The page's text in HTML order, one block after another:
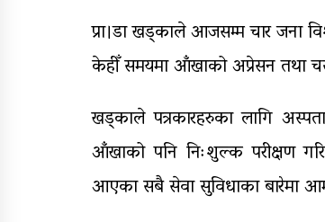
प्रा।डा खड्काले आजसम्म चार जना
केहीँ समयमा आँखाको अप्रेसन तथा
खड्काले पत्रकारहरुका लागि
आँखाको पनि निःशुल्क परीक्षण
आएका सबै सेवा सुविधाका बारेमा